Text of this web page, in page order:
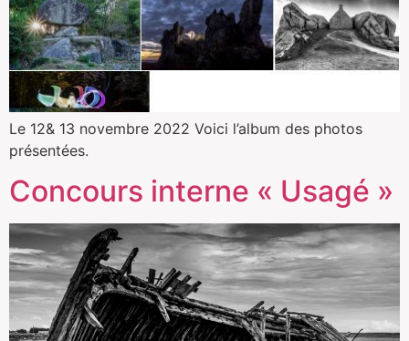
Le 12& 13 novembre 2022 Voici l’album des photos
présentées.
Concours interne « Usagé »